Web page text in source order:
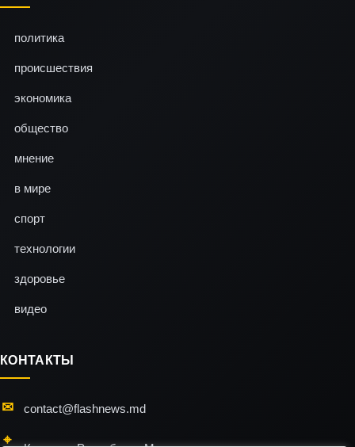
политика
происшествия
экономика
общество
мнение
в мире
спорт
технологии
здоровье
видео
КОНТАКТЫ
contact@flashnews.md